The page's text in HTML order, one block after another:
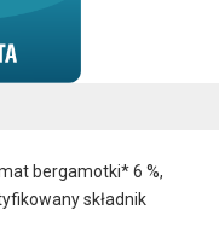
bergamotki* 6 %,
składnik